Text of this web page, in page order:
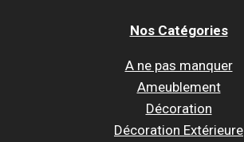
Nos Catégories
A ne pas manquer
Ameublement
Décoration
Décoration Extérieure